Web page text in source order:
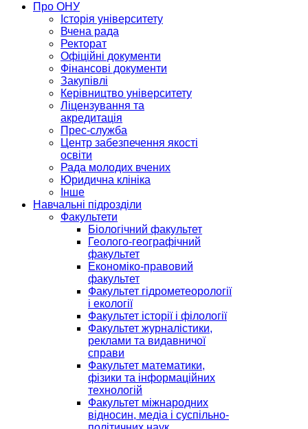
Про ОНУ
Історія університету
Вчена рада
Ректорат
Офіційні документи
Фінансові документи
Закупівлі
Керівництво університету
Ліцензування та
акредитація
Прес-служба
Центр забезпечення якості
освіти
Рада молодих вчених
Юридична клініка
Інше
Навчальні підрозділи
Факультети
Біологічний факультет
Геолого-географічний
факультет
Економіко-правовий
факультет
Факультет гідрометеорології
і екології
Факультет історії і філології
Факультет журналістики,
реклами та видавничої
справи
Факультет математики,
фізики та інформаційних
технологій
Факультет міжнародних
відносин, медіа і суспільно-